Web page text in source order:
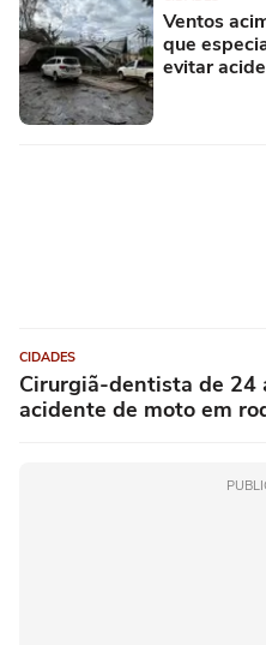
Ventos
que
evitar
CIDADES
Cirurgiã-dentista de 24
acidente de moto em